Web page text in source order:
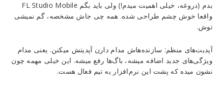
بدم (دروغه، خیلی اهمیت میدم!) ولی باید بگم FL Studio Mobile
واقعا خوش چشم طراحی شده. همه چی جاش مشخصه، گم نمیشی
توش.
آپدیت‌های منظم: سازنده‌هاش مدام دارن آپدیتش میکنن. یعنی مدام
ویژگی‌های جدید اضافه میشه، باگ‌ها رفع میشه. این خیلی مهمه چون
نشون میده که پشت این نرم‌افزار یه تیم فعال هست.